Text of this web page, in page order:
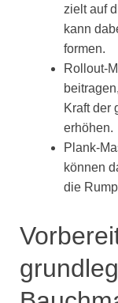
zielt auf
kann
formen.
Rollout-
Kraft der
erhöhen.
Plank-
können
die